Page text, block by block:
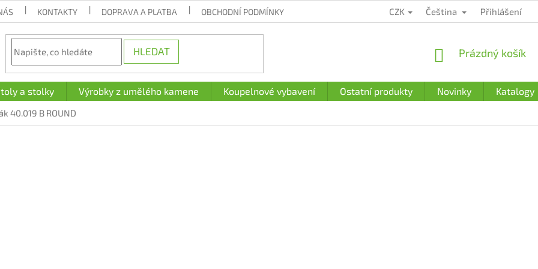
KONTAKTY DOPRAVA A PLATBA OBCHODNÍ PODMÍNKY PODMÍNKY OCHRANY OSOBNÍCH
CZK Čeština Přihlášení
HLEDAT
NÁKUPNÍ
Prázdný košík
a stolky Výrobky z umělého kamene Koupelnové vybavení Ostatní produkty Novinky Katalogy
40.019 B ROUND